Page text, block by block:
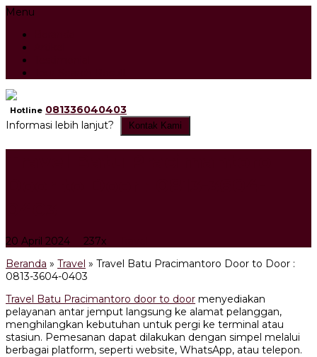
Menu
Hotline 081336040403
Informasi lebih lanjut?
Kontak Kami
20 April 2024 237x
Beranda » Travel » Travel Batu Pracimantoro Door to Door :
0813-3604-0403
Travel Batu Pracimantoro door to door menyediakan
pelayanan antar jemput langsung ke alamat pelanggan,
menghilangkan kebutuhan untuk pergi ke terminal atau
stasiun. Pemesanan dapat dilakukan dengan simpel melalui
berbagai platform, seperti website, WhatsApp, atau telepon.